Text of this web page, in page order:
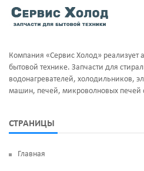
Тэны и нагреватели
Фильтра клапан шредора
Ручка люка
Суппорт и фланцы
Термодатчики
УБЛ
Компания «Сервис Холод» реализует
бытовой технике. Запчасти для
водонагревателей, холодильников,
машин, печей, микроволновых печей
СТРАНИЦЫ
Главная